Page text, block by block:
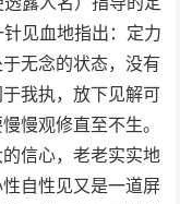
见血地指出：定力
无念的状态，没有
我执，放下见解可
慢观修直至不生。
信心，老老实实地
自性见又是一道屏